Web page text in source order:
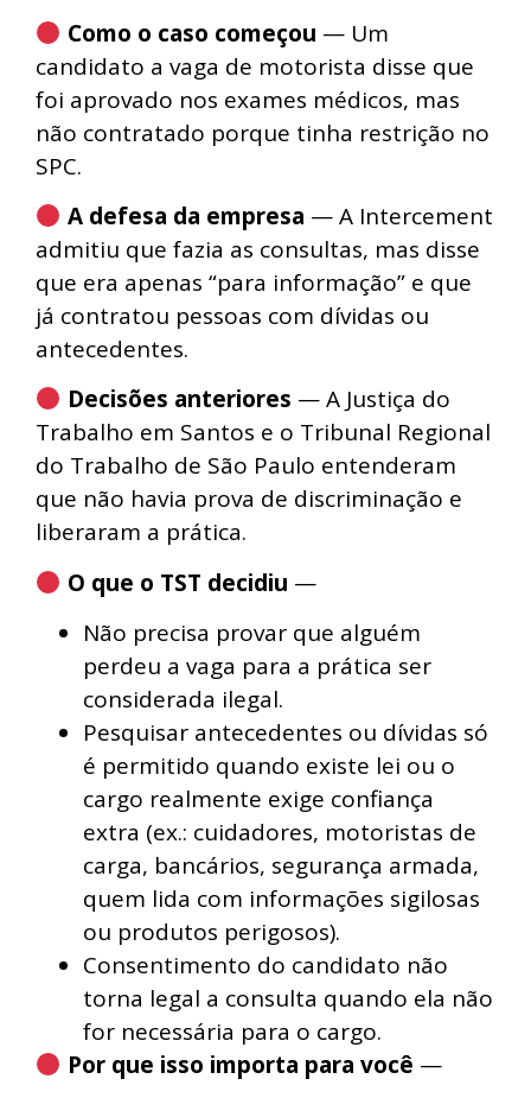
Como o caso começou — Um
candidato a vaga de motorista disse que
foi aprovado nos exames médicos, mas
não contratado porque tinha restrição no
SPC.
A defesa da empresa — A Intercement
admitiu que fazia as consultas, mas disse
que era apenas “para informação” e que
já contratou pessoas com dívidas ou
antecedentes.
Decisões anteriores — A Justiça do
Trabalho em Santos e o Tribunal Regional
do Trabalho de São Paulo entenderam
que não havia prova de discriminação e
liberaram a prática.
O que o TST decidiu —
Não precisa provar que alguém
perdeu a vaga para a prática ser
considerada ilegal.
Pesquisar antecedentes ou dívidas só
é permitido quando existe lei ou o
cargo realmente exige confiança
extra (ex.: cuidadores, motoristas de
carga, bancários, segurança armada,
quem lida com informações sigilosas
ou produtos perigosos).
Consentimento do candidato não
torna legal a consulta quando ela não
for necessária para o cargo.
Por que isso importa para você —